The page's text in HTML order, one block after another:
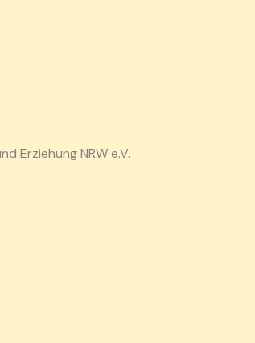
Erziehung NRW e.V.